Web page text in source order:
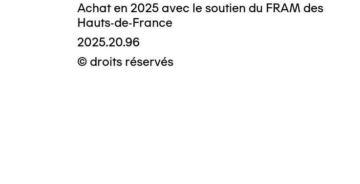
Achat en 2025 avec le soutien du FRAM des
Hauts-de-France
2025.20.96
© droits réservés